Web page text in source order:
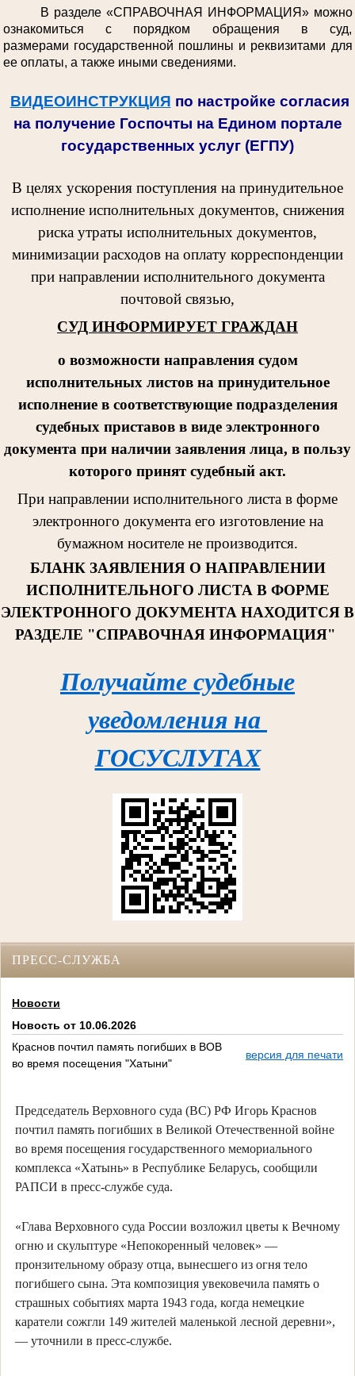
В разделе «СПРАВОЧНАЯ ИНФОРМАЦИЯ» можно
ознакомиться с порядком обращения в суд,
размерами государственной пошлины и реквизитами для
ее оплаты, а также иными сведениями.
ВИДЕОИНСТРУКЦИЯ по настройке согласия
на получение Госпочты на Едином портале
государственных услуг (ЕГПУ)
В целях ускорения поступления на принудительное
исполнение исполнительных документов, снижения
риска утраты исполнительных документов,
минимизации расходов на оплату корреспонденции
при направлении исполнительного документа
почтовой связью,
СУД ИНФОРМИРУЕТ ГРАЖДАН
о возможности направления судом
исполнительных листов на принудительное
исполнение в соответствующие подразделения
судебных приставов в виде электронного
документа при наличии заявления лица, в пользу
которого принят судебный акт.
При направлении исполнительного листа в форме
электронного документа его изготовление на
бумажном носителе не производится.
БЛАНК ЗАЯВЛЕНИЯ О НАПРАВЛЕНИИ
ИСПОЛНИТЕЛЬНОГО ЛИСТА В ФОРМЕ
ЭЛЕКТРОННОГО ДОКУМЕНТА НАХОДИТСЯ В
РАЗДЕЛЕ "СПРАВОЧНАЯ ИНФОРМАЦИЯ"
Получайте судебные
уведомления на
ГОСУСЛУГАХ
ПРЕСС-СЛУЖБА
Новости
Новость от 10.06.2026
Краснов почтил память погибших в ВОВ
во время посещения "Хатыни"
версия для печати
Председатель Верховного суда (ВС) РФ Игорь Краснов
почтил память погибших в Великой Отечественной войне
во время посещения государственного мемориального
комплекса «Хатынь» в Республике Беларусь, сообщили
РАПСИ в пресс-службе суда.
«Глава Верховного суда России возложил цветы к Вечному
огню и скульптуре «Непокоренный человек» —
пронзительному образу отца, вынесшего из огня тело
погибшего сына. Эта композиция увековечила память о
страшных событиях марта 1943 года, когда немецкие
каратели сожгли 149 жителей маленькой лесной деревни»,
— уточнили в пресс-службе.